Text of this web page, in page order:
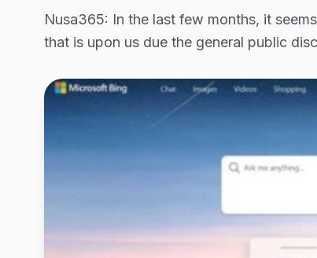
Nusa365: In the last few months, it
that is upon us due the general public